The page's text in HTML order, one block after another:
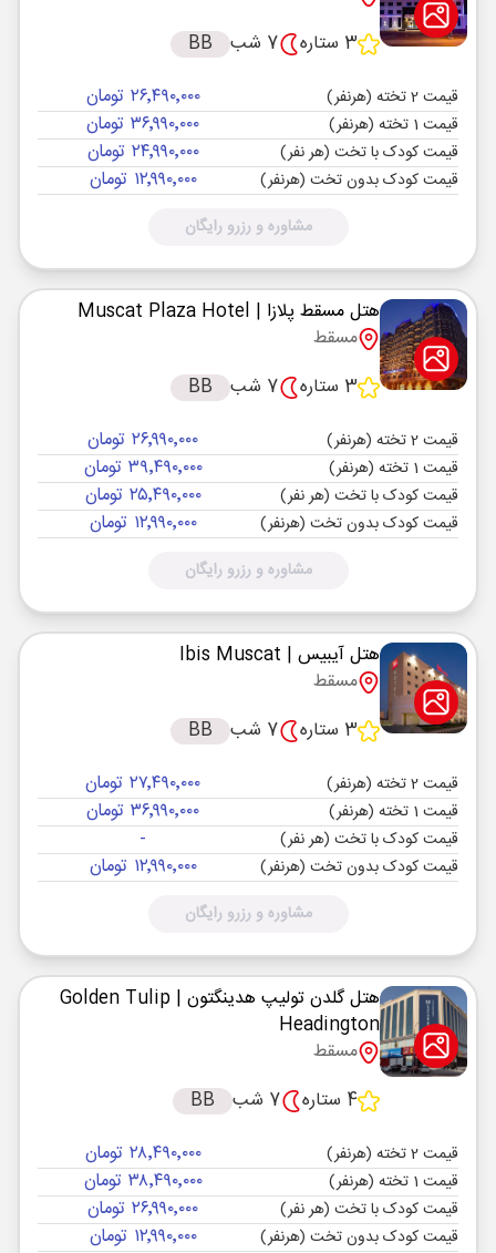
3 ستاره
7 شب BB
قیمت 2 تخته (هرنفر) ۲۶٬۴۹۰٬۰۰۰ تومان
قیمت 1 تخته (هرنفر) ۳۶٬۹۹۰٬۰۰۰ تومان
قیمت کودک با تخت (هر نفر) ۲۴٬۹۹۰٬۰۰۰ تومان
قیمت کودک بدون تخت (هرنفر) ۱۲٬۹۹۰٬۰۰۰ تومان
مشاوره و رزرو رایگان
هتل مسقط پلازا | Muscat Plaza Hotel
مسقط
3 ستاره
7 شب BB
قیمت 2 تخته (هرنفر) ۲۶٬۹۹۰٬۰۰۰ تومان
قیمت 1 تخته (هرنفر) ۳۹٬۴۹۰٬۰۰۰ تومان
قیمت کودک با تخت (هر نفر) ۲۵٬۴۹۰٬۰۰۰ تومان
قیمت کودک بدون تخت (هرنفر) ۱۲٬۹۹۰٬۰۰۰ تومان
مشاوره و رزرو رایگان
هتل آیبیس | Ibis Muscat
مسقط
3 ستاره
7 شب BB
قیمت 2 تخته (هرنفر) ۲۷٬۴۹۰٬۰۰۰ تومان
قیمت 1 تخته (هرنفر) ۳۶٬۹۹۰٬۰۰۰ تومان
قیمت کودک با تخت (هر نفر) -
قیمت کودک بدون تخت (هرنفر) ۱۲٬۹۹۰٬۰۰۰ تومان
مشاوره و رزرو رایگان
هتل گلدن تولیپ هدینگتون | Golden Tulip
Headington
مسقط
4 ستاره
7 شب BB
قیمت 2 تخته (هرنفر) ۲۸٬۴۹۰٬۰۰۰ تومان
قیمت 1 تخته (هرنفر) ۳۸٬۴۹۰٬۰۰۰ تومان
قیمت کودک با تخت (هر نفر) ۲۶٬۹۹۰٬۰۰۰ تومان
قیمت کودک بدون تخت (هرنفر) ۱۲٬۹۹۰٬۰۰۰ تومان